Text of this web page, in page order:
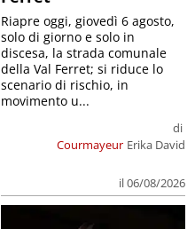
Courmayeur
di
Erika David
il 06/08/2026
Riapre oggi, giovedì 6 agosto,
solo di giorno e solo in
discesa, la strada comunale
della Val Ferret; si riduce lo
scenario di rischio, in
movimento u...